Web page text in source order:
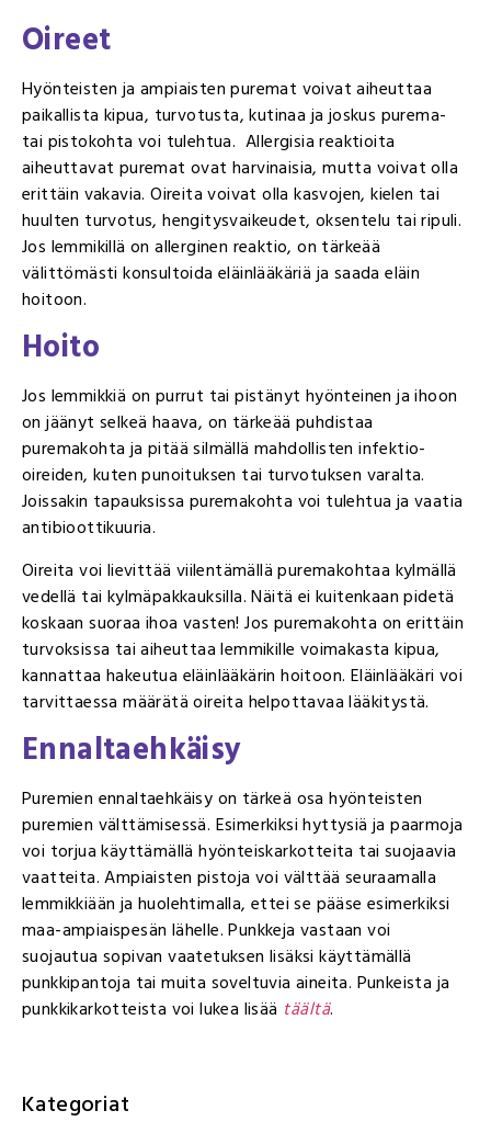
Oireet
Hyönteisten ja ampiaisten puremat voivat aiheuttaa
paikallista kipua, turvotusta, kutinaa ja joskus purema-
tai pistokohta voi tulehtua. Allergisia reaktioita
aiheuttavat puremat ovat harvinaisia, mutta voivat olla
erittäin vakavia. Oireita voivat olla kasvojen, kielen tai
huulten turvotus, hengitysvaikeudet, oksentelu tai ripuli.
Jos lemmikillä on allerginen reaktio, on tärkeää
välittömästi konsultoida eläinlääkäriä ja saada eläin
hoitoon.
Hoito
Jos lemmikkiä on purrut tai pistänyt hyönteinen ja ihoon
on jäänyt selkeä haava, on tärkeää puhdistaa
puremakohta ja pitää silmällä mahdollisten infektio-
oireiden, kuten punoituksen tai turvotuksen varalta.
Joissakin tapauksissa puremakohta voi tulehtua ja vaatia
antibioottikuuria.
Oireita voi lievittää viilentämällä puremakohtaa kylmällä
vedellä tai kylmäpakkauksilla. Näitä ei kuitenkaan pidetä
koskaan suoraa ihoa vasten! Jos puremakohta on erittäin
turvoksissa tai aiheuttaa lemmikille voimakasta kipua,
kannattaa hakeutua eläinlääkärin hoitoon. Eläinlääkäri voi
tarvittaessa määrätä oireita helpottavaa lääkitystä.
Ennaltaehkäisy
Puremien ennaltaehkäisy on tärkeä osa hyönteisten
puremien välttämisessä. Esimerkiksi hyttysiä ja paarmoja
voi torjua käyttämällä hyönteiskarkotteita tai suojaavia
vaatteita. Ampiaisten pistoja voi välttää seuraamalla
lemmikkiään ja huolehtimalla, ettei se pääse esimerkiksi
maa-ampiaispesän lähelle. Punkkeja vastaan voi
suojautua sopivan vaatetuksen lisäksi käyttämällä
punkkipantoja tai muita soveltuvia aineita. Punkeista ja
punkkikarkotteista voi lukea lisää täältä.
Kategoriat